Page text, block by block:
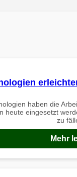
haben die
heute eingesetzt
zu
Mehr